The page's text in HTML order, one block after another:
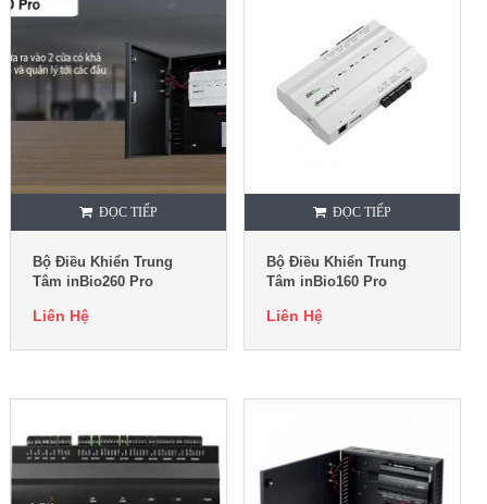
ĐỌC TIẾP
Bộ Điều Khiển Trung
Tâm inBio260 Pro
Liên Hệ
ĐỌC TIẾP
Bộ Điều Khiển Trung
Tâm inBio160 Pro
Liên Hệ